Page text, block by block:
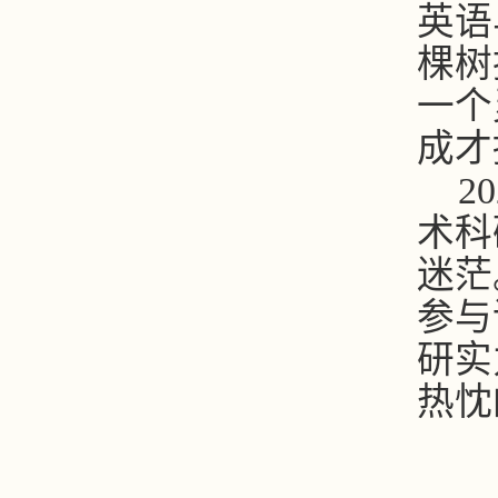
英
棵
一
成
术
迷
参
研
热